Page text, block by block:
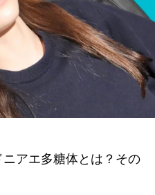
アエ多糖体とは？その